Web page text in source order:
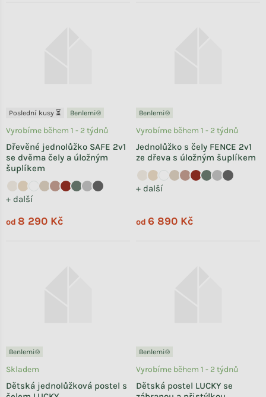
Poslední kusy ⏳ Benlemi®
Dřevěné jednolůžko SAFE 2v1
se dvěma čely a úložným
šuplíkem
+ další
Vyrobíme během 1 - 2 týdnů
od 8 290 Kč
Benlemi®
Jednolůžko s čely FENCE 2v1
ze dřeva s úložným šuplíkem
+ další
Vyrobíme během 1 - 2 týdnů
od 6 890 Kč
Benlemi®
Dětská jednolůžková postel s
Skladem
Benlemi®
Dětská postel LUCKY se
Vyrobíme během 1 - 2 týdnů